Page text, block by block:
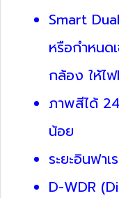
Smart
หรือกำหนด
กล้อง ให้ไ
ภาพสีได้
น้อย
ระยะอินฟา
D-WDR